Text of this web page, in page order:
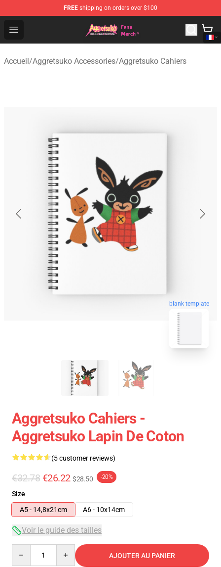
FREE shipping on orders over $100
Open menu
Aggretsuko Store - Official Aggretsuko Merchandise
Accueil/Aggretsuko Accessories/Aggretsuko Cahiers
blank template
Aggretsuko Cahiers -
Aggretsuko Lapin De Coton
(5 customer reviews)
€32.78 €26.22 $28.50 -20%
Size
A5 - 14,8x21cm
A6 - 10x14cm
Voir le guide des tailles
AJOUTER AU PANIER